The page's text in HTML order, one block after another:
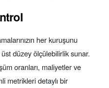
her kuruşunu
düzey ölçülebilirlik sunar.
oranları, maliyetler ve
metrikleri detaylı bir